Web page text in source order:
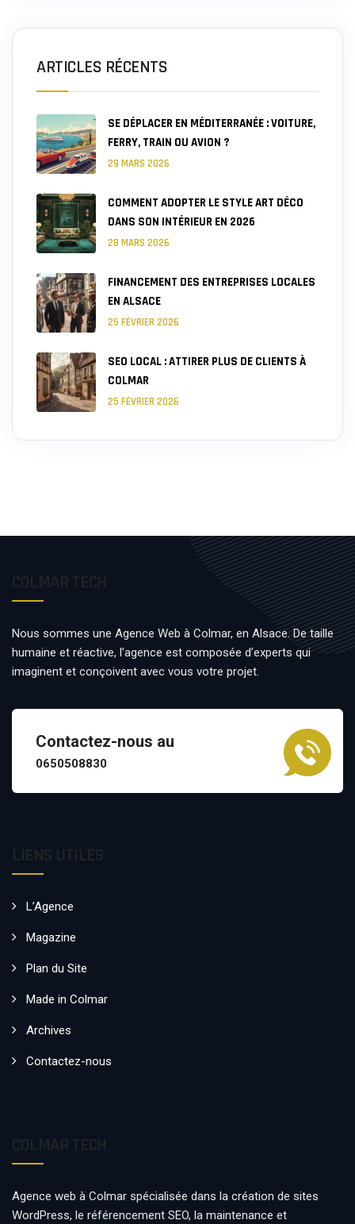
ARTICLES RÉCENTS
SE DÉPLACER EN MÉDITERRANÉE : VOITURE,
FERRY, TRAIN OU AVION ?
29 MARS 2026
COMMENT ADOPTER LE STYLE ART DÉCO
DANS SON INTÉRIEUR EN 2026
28 MARS 2026
FINANCEMENT DES ENTREPRISES LOCALES
EN ALSACE
25 FÉVRIER 2026
SEO LOCAL : ATTIRER PLUS DE CLIENTS À
COLMAR
25 FÉVRIER 2026
Nous sommes une Agence Web à Colmar, en Alsace. De taille
humaine et réactive, l’agence est composée d’experts qui
imaginent et conçoivent avec vous votre projet.
Contactez-nous au
0650508830
L’Agence
Magazine
Plan du Site
Made in Colmar
Archives
Contactez-nous
Agence web à Colmar spécialisée dans la création de sites
WordPress, le référencement SEO, la maintenance et